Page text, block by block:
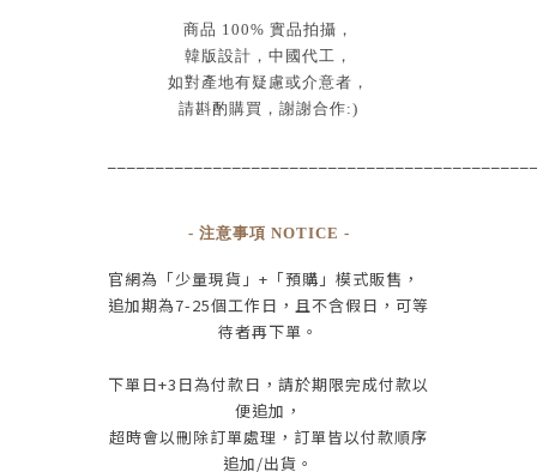
商品 100% 實品拍攝 ，
韓版設計，中國代工 ，
如對產地有疑慮或介意者，
請斟酌購買， 謝謝合作:)
- 注意事項 NOTICE -
官網為 「少量現貨」+ 「預購」模式販售，
追加期為7-25個工作日 ，且不含假日 ， 可等
待者再下單 。
下單日+3 日為付款日，請於期限完成付款以
便追加，
超時會以刪除訂單處理，訂單皆以付款順序
追加/出貨 。